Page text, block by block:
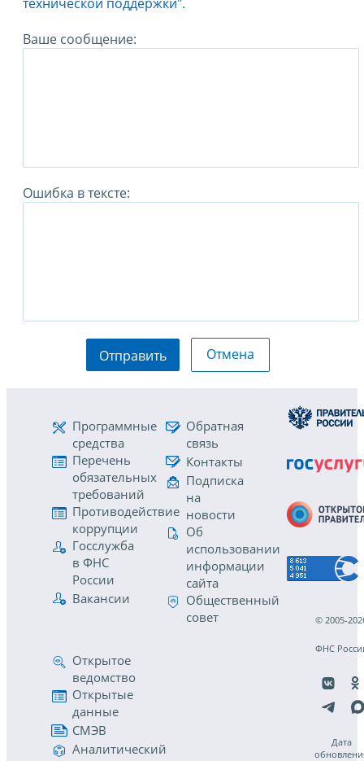
Ваше сообщение:
Ошибка в тексте:
Отправить Отмена
Программные
средства
Перечень
обязательных
требований
Противодействие
коррупции
Госслужба
в ФНС
России
Вакансии
Обратная
связь
Контакты
Подписка
на
новости
Об
использовании
информации
сайта
Общественный
совет
Открытое
ведомство
Открытые
данные
СМЭВ
Аналитический
© 2005-
ФНС
Дата